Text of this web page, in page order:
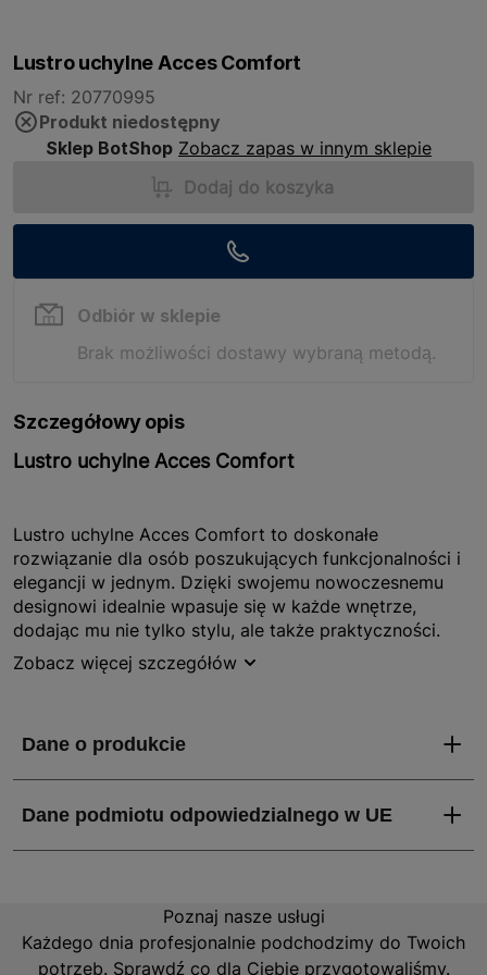
Lustro uchylne Acces Comfort
Nr ref: 20770995
Produkt niedostępny
Sklep BotShop Zobacz zapas w innym sklepie
Dodaj do koszyka
Odbiór w sklepie
Brak możliwości dostawy wybraną metodą.
Szczegółowy opis
Lustro uchylne Acces Comfort
Lustro uchylne Acces Comfort to doskonałe
rozwiązanie dla osób poszukujących funkcjonalności i
elegancji w jednym. Dzięki swojemu nowoczesnemu
designowi idealnie wpasuje się w każde wnętrze,
dodając mu nie tylko stylu, ale także praktyczności.
Lustro zostało zaprojektowane z myślą o komforcie
użytkowania, co czyni je idealnym wyborem zarówno
Jakie właściwości i zalety ma Lustro uchylne
Acces Comfort?
Lustro uchylne Acces Comfort charakteryzuje się
dostosować je do swoich indywidualnych potrzeb, co
jest szczególnie przydatne podczas codziennych
czynności pielęgnacyjnych. Produkt jest lekki, co
Zobacz więcej szczegółów
Poznaj nasze usługi
Każdego dnia profesjonalnie podchodzimy do Twoich
potrzeb. Sprawdź co dla Ciebie przygotowaliśmy.